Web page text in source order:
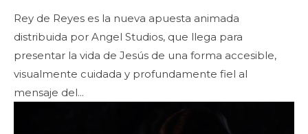
Rey de Reyes es la nueva apuesta animada
distribuida por Angel Studios, que llega para
presentar la vida de Jesús de una forma accesible,
visualmente cuidada y profundamente fiel al
mensaje del...